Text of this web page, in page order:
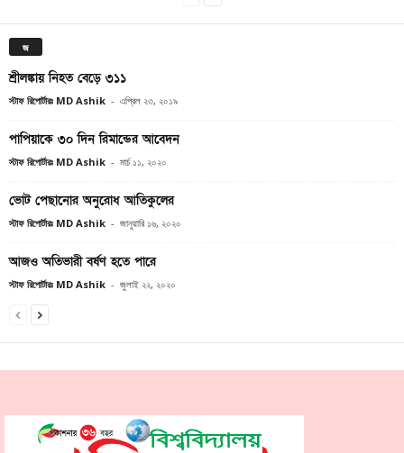
জ
শ্রীলঙ্কায় নিহত বেড়ে ৩১১
স্টাফ রিপোর্টারঃ MD Ashik - এপ্রিল ২৩, ২০১৯
পাপিয়াকে ৩০ দিন রিমান্ডের আবেদন
স্টাফ রিপোর্টারঃ MD Ashik - মার্চ ১১, ২০২০
ভোট পেছানোর অনুরোধ আতিকুলের
স্টাফ রিপোর্টারঃ MD Ashik - জানুয়ারি ১৬, ২০২০
আজও অতিভারী বর্ষণ হতে পারে
স্টাফ রিপোর্টারঃ MD Ashik - জুলাই ২২, ২০২০